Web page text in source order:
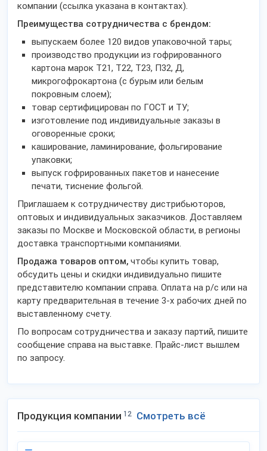
компании (ссылка указана в контактах).
Преимущества сотрудничества с брендом:
выпускаем более 120 видов упаковочной тары;
производство продукции из гофрированного
картона марок Т21, Т22, Т23, П32, Д,
микрогофрокартона (с бурым или белым
покровным слоем);
товар сертифицирован по ГОСТ и ТУ;
изготовление под индивидуальные заказы в
оговоренные сроки;
каширование, ламинирование, фольгирование
упаковки;
выпуск гофрированных пакетов и нанесение
печати, тиснение фольгой.
Приглашаем к сотрудничеству дистрибьюторов,
оптовых и индивидуальных заказчиков. Доставляем
заказы по Москве и Московской области, в регионы
доставка транспортными компаниями.
Продажа товаров оптом, чтобы купить товар,
обсудить цены и скидки индивидуально пишите
представителю компании справа. Оплата на р/с или на
карту предварительная в течение 3-х рабочих дней по
выставленному счету.
По вопросам сотрудничества и заказу партий, пишите
сообщение справа на выставке. Прайс-лист вышлем
по запросу.
Продукция компании 12 Смотреть всё